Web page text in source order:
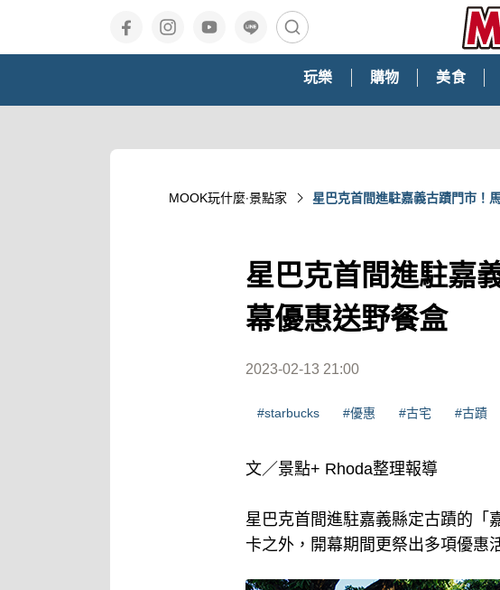
玩樂 購物 美食
MOOK玩什麼‧景點家 星巴克首間進駐嘉義古蹟門市！
星巴克首間進駐嘉
幕優惠送野餐盒
2023-02-13 21:00
#starbucks #優惠 #古宅 #古蹟
文／景點+ Rhoda整理報導
星巴克首間進駐嘉義縣定古蹟的「
卡之外，開幕期間更祭出多項優惠